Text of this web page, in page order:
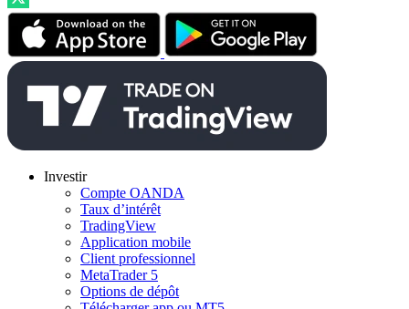
Investir
Compte OANDA
Taux d’intérêt
TradingView
Application mobile
Client professionnel
MetaTrader 5
Options de dépôt